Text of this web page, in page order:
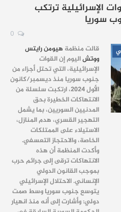
الإسرائيلية ترتكب
سوريا
قالت منظمة هيومن رايتس
ووتشاليوم إن القوات
الإسرائيلية، التي تحتل أجزاء من
جنوب سوريا منذ ديسمبر/كانون
الأول 2024، ارتكبت سلسلة من
الانتهاكات الخطيرة بحق
المدنيين السوريين، بما يشمل
التهجير القسري، هدم المنازل،
الاستيلاء على الممتلكات
الخاصة، والاحتجاز التعسفي.
وأكدت المنظمة أن هذه
الانتهاكات ترقى إلى جرائم حرب
بموجب القانون الدولي
الإنساني.الاحتلال الإسرائيلي
يتوسع جنوب سوريا وسط صمت
دولي:وأشارت إلى أنه منذ انهيار